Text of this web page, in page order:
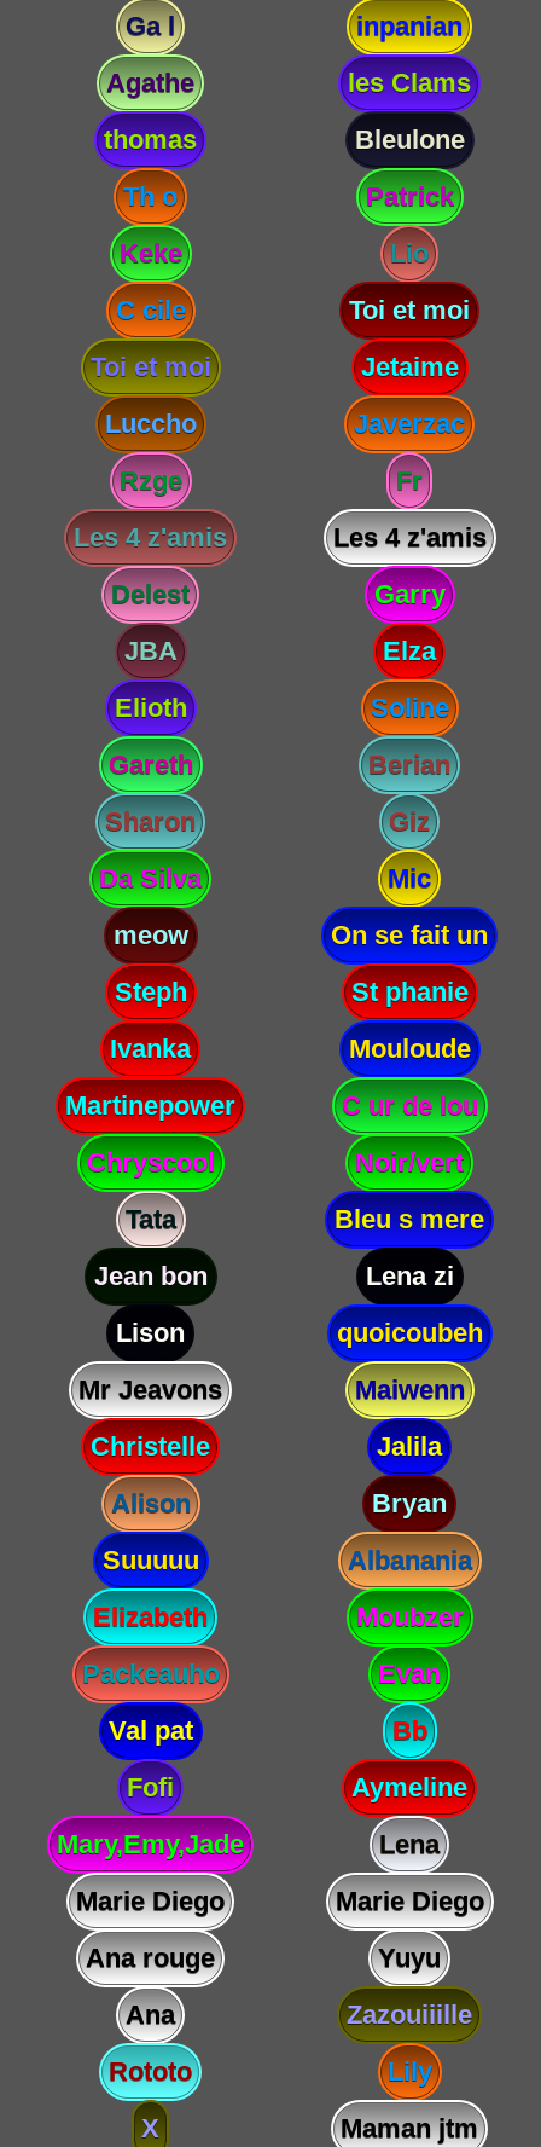
Ga l
inpanian
Agathe
les Clams
thomas
Bleulone
Th o
Patrick
Keke
Lio
C cile
Toi et moi
Toi et moi
Jetaime
Luccho
Javerzac
Rzge
Fr
Les 4 z'amis
Les 4 z'amis
Delest
Garry
JBA
Elza
Elioth
Soline
Gareth
Berian
Sharon
Giz
Da Silva
Mic
meow
On se fait un
Steph
St phanie
Ivanka
Mouloude
Martinepower
C ur de lou
Chryscool
Noir/vert
Tata
Bleu s mere
Jean bon
Lena zi
Lison
quoicoubeh
Mr Jeavons
Maiwenn
Christelle
Jalila
Alison
Bryan
Suuuuu
Albanania
Elizabeth
Moubzer
Packeauho
Evan
Val pat
Bb
Fofi
Aymeline
Mary,Emy,Jade
Lena
Marie Diego
Marie Diego
Ana rouge
Yuyu
Ana
Zazouiiille
Rototo
Lily
X
Maman jtm